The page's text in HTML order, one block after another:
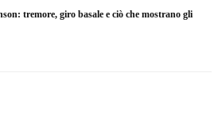
tremore, giro basale e ciò che mostrano gli